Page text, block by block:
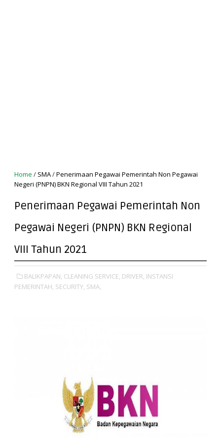
Home / SMA/Penerimaan Pegawai Pemerintah Non Pegawai
Negeri (PNPN) BKN Regional VIII Tahun 2021
Penerimaan Pegawai Pemerintah Non
Pegawai Negeri (PNPN) BKN Regional
VIII Tahun 2021
BALIKPAPAN, CLEANING SERVICE, DRIVER, INSTANSI
PEMERINTAH, SECURITY, SMA,